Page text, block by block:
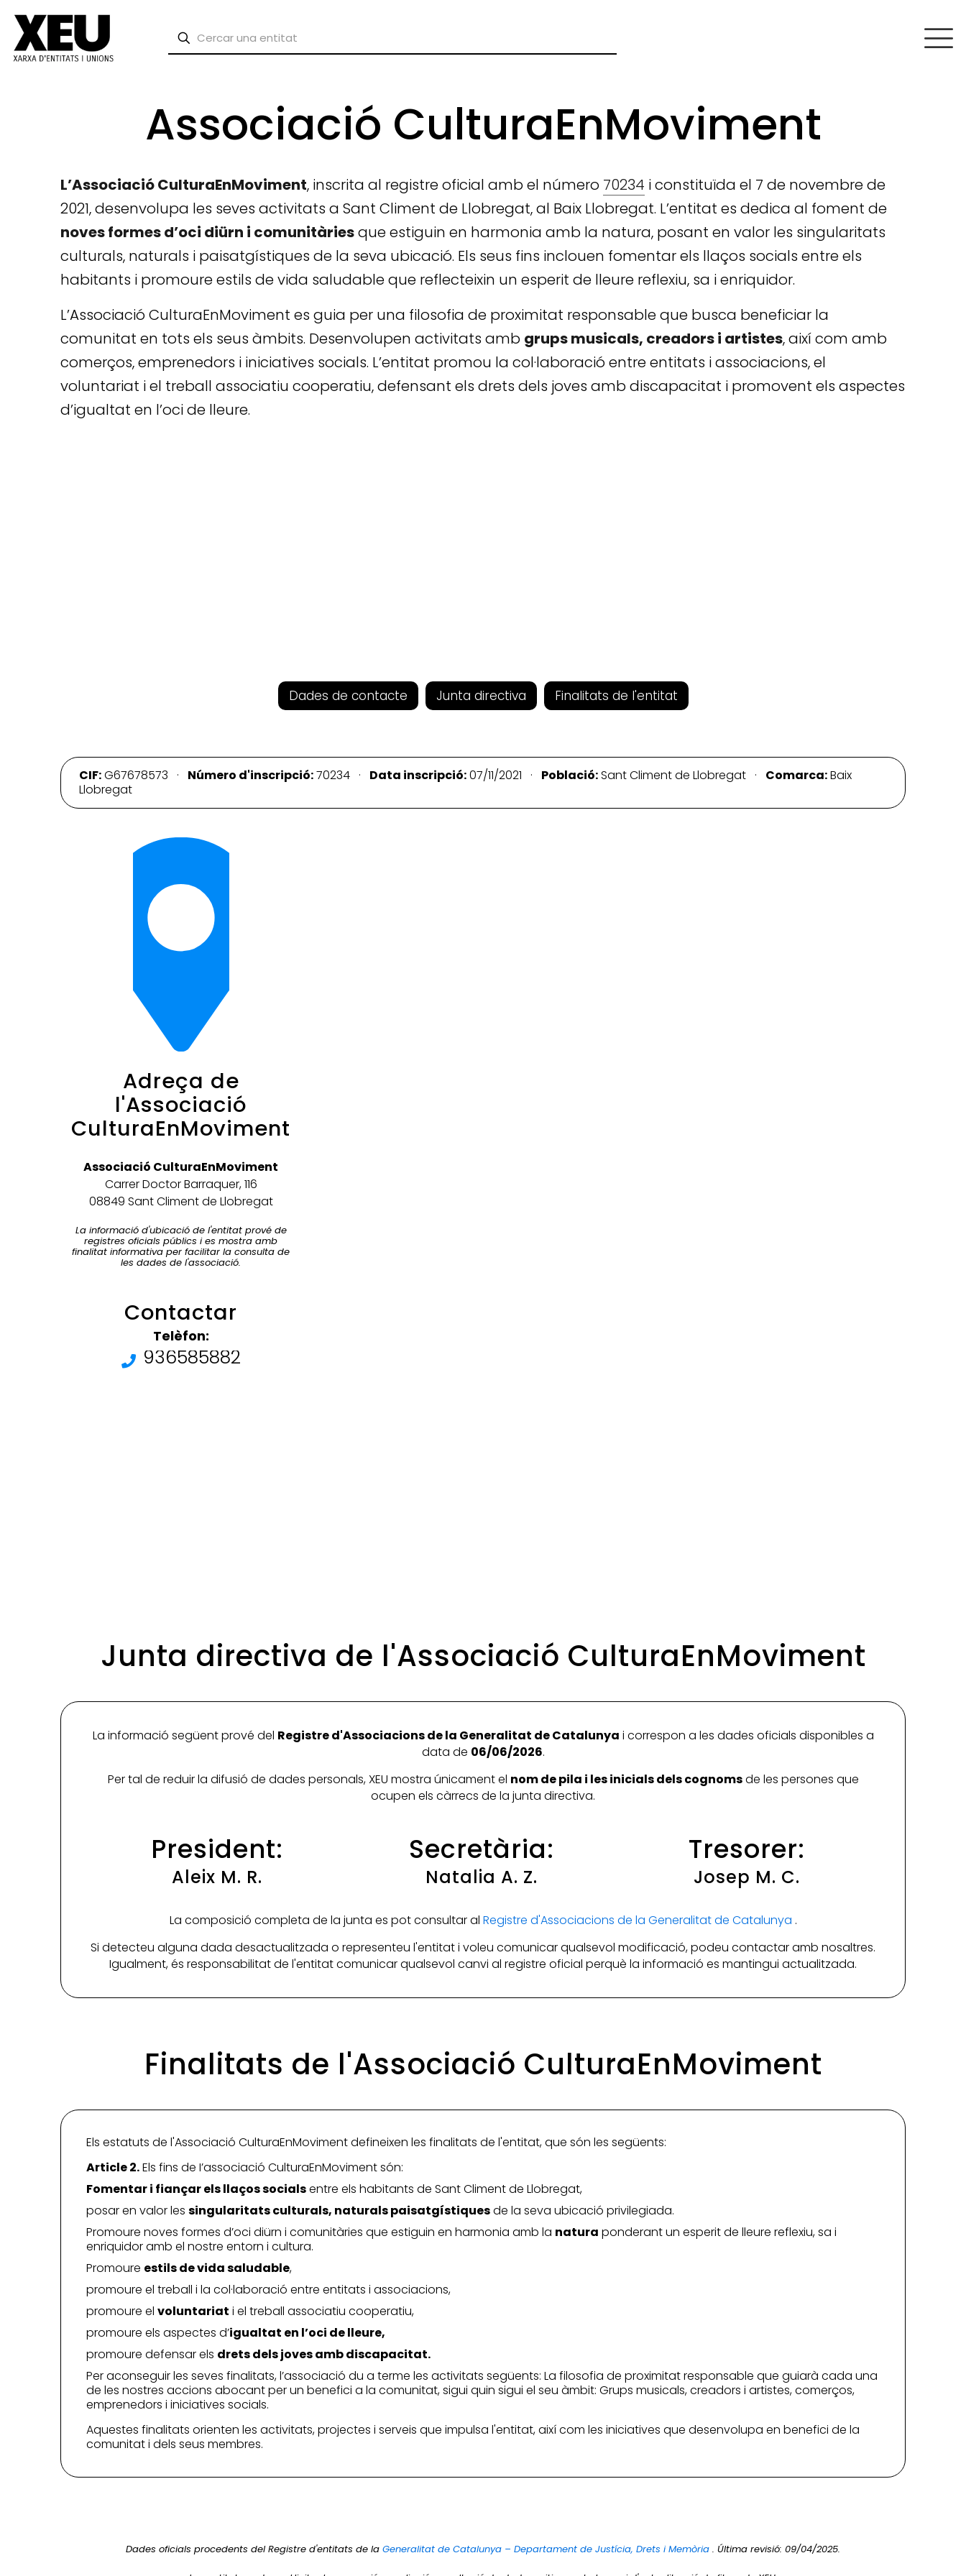
Associació CulturaEnMoviment
L’Associació CulturaEnMoviment, inscrita al registre oficial amb el número 70234 i constituïda el 7 de novembre de
2021, desenvolupa les seves activitats a Sant Climent de Llobregat, al Baix Llobregat. L’entitat es dedica al foment de
noves formes d’oci diürn i comunitàriesque estiguin en harmonia amb la natura, posant en valor les singularitats
culturals, naturals i paisatgístiques de la seva ubicació. Els seus fins inclouen fomentar els llaços socials entre els
habitants i promoure estils de vida saludable que reflecteixin un esperit de lleure reflexiu, sa i enriquidor.
L’Associació CulturaEnMoviment es guia per una filosofia de proximitat responsable que busca beneficiar la
comunitat en tots els seus àmbits. Desenvolupen activitats amb grups musicals, creadors i artistes, així com amb
comerços, emprenedors i iniciatives socials. L’entitat promou la col·laboració entre entitats i associacions, el
voluntariat i el treball associatiu cooperatiu, defensant els drets dels joves amb discapacitat i promovent els aspectes
d’igualtat en l’oci de lleure.
Dades de contacte Junta directiva Finalitats de l'entitat
CIF:G67678573 · Número d'inscripció:70234 · Data inscripció:07/11/2021 · Població:Sant Climent de Llobregat · Comarca:Baix
Llobregat
Adreça de
l'Associació
CulturaEnMoviment
Associació CulturaEnMoviment
Carrer Doctor Barraquer, 116
08849 Sant Climent de Llobregat
La informació d'ubicació de l'entitat prové de
registres oficials públics i es mostra amb
finalitat informativa per facilitar la consulta de
les dades de l'associació.
Contactar
Telèfon:
936585882
Junta directiva de l'Associació CulturaEnMoviment
La informació següent prové del Registre d'Associacions de la Generalitat de Catalunya i correspon a les dades oficials disponibles a
data de 06/06/2026.
Per tal de reduir la difusió de dades personals, XEU mostra únicament el nom de pila i les inicials dels cognomsde les persones que
ocupen els càrrecs de la junta directiva.
President:
Aleix M. R.
Secretària:
Natalia A. Z.
Tresorer:
Josep M. C.
La composició completa de la junta es pot consultar al Registre d'Associacions de la Generalitat de Catalunya .
Si detecteu alguna dada desactualitzada o representeu l'entitat i voleu comunicar qualsevol modificació, podeu contactar amb nosaltres.
Igualment, és responsabilitat de l'entitat comunicar qualsevol canvi al registre oficial perquè la informació es mantingui actualitzada.
Finalitats de l'Associació CulturaEnMoviment
Els estatuts de l'Associació CulturaEnMoviment defineixen les finalitats de l'entitat, que són les següents:
Article 2.Els fins de I’associació CulturaEnMoviment són:
Fomentar i fiançar els llaços socialsentre els habitants de Sant Climent de Llobregat,
posar en valor les singularitats culturals, naturals paisatgístiquesde la seva ubicació privilegiada.
Promoure noves formes d’oci diürn i comunitàries que estiguin en harmonia amb la natura ponderant un esperit de lleure reflexiu, sa i
enriquidor amb el nostre entorn i cultura.
Promoure estils de vida saludable,
promoure el treball i la col·laboració entre entitats i associacions,
promoure el voluntariat i el treball associatiu cooperatiu,
promoure els aspectes d’igualtat en l’oci de lleure,
promoure defensar els drets dels joves amb discapacitat.
Per aconseguir les seves finalitats, l’associació du a terme les activitats següents: La filosofia de proximitat responsable que guiarà cada una
de les nostres accions abocant per un benefici a la comunitat, sigui quin sigui el seu àmbit: Grups musicals, creadors i artistes, comerços,
emprenedors i iniciatives socials.
Aquestes finalitats orienten les activitats, projectes i serveis que impulsa l'entitat, així com les iniciatives que desenvolupa en benefici de la
comunitat i dels seus membres.
Dades oficials procedents del Registre d'entitats de la Generalitat de Catalunya – Departament de Justícia, Drets i Memòria . Última revisió: 09/04/2025.